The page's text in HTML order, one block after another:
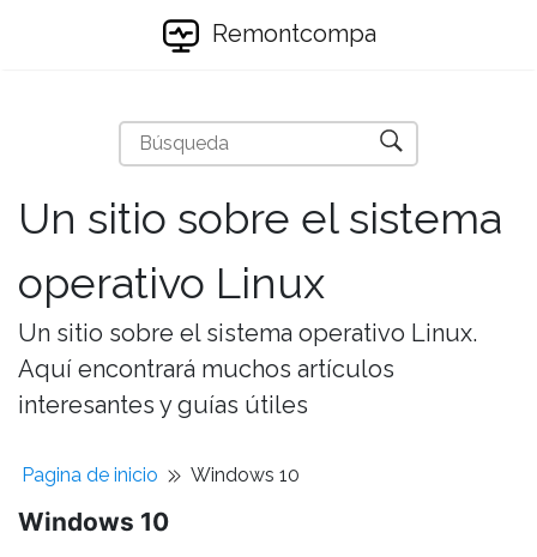
Remontcompa
Un sitio sobre el sistema
operativo Linux
Un sitio sobre el sistema operativo Linux.
Aquí encontrará muchos artículos
interesantes y guías útiles
Pagina de inicio Windows 10
Windows 10